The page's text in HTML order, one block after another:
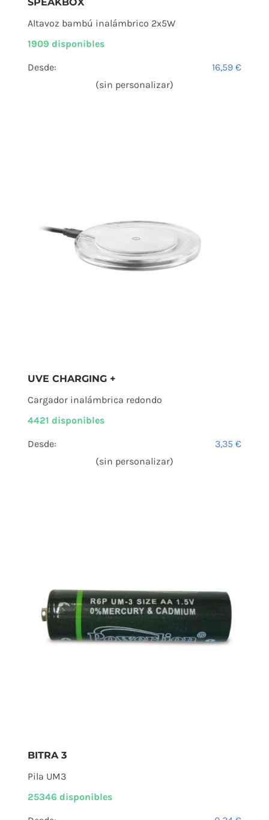
Altavoz bambú inalámbrico 2x5W
1909 disponibles
Desde: 16,59€
(sin personalizar)
UVE CHARGING +
Cargador inalámbrica redondo
4421 disponibles
Desde: 3,35€
(sin personalizar)
BITRA 3
Pila UM3
25346 disponibles